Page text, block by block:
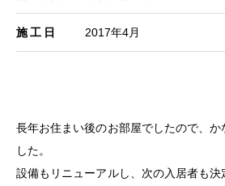
施工日 2017年4月
長年お住まい後のお部屋でしたので、か
した。
設備もリニューアルし、次の入居者も決